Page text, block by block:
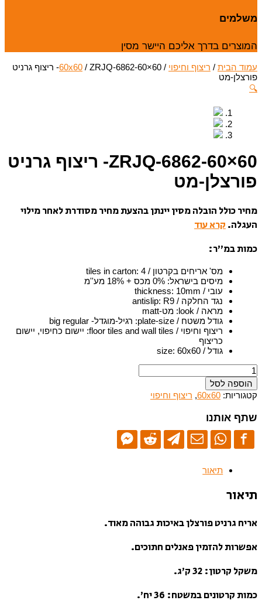
משלמים
המוצרים בדרך אליכם היישר מסין
עמוד הבית / ריצוף וחיפוי /
60x60/ ZRJQ-6862-60×60- ריצוף גרניט
פורצלן-מט
🔍
ZRJQ-6862-60×60- ריצוף גרניט
פורצלן-מט
מחיר כולל הובלה מסין יינתן בהצעת מחיר מסודרת לאחר מילוי
העגלה. קרא עוד
כמות במ”ר:
מס' אריחים בקרטון / tiles in carton :4
מיסים בישראל: 0% מכס + 18% מע''מ
עובי / thickness
: 10mm
נגד החלקה / antislip
: R9
מראה / look
: מט-matt
גודל משטח / plate-size
: רגיל-מוגדל- big regular
ריצוף וחיפוי / floor tiles and wall tiles
: יישום כחיפוי, יישום
כריצוף
גודל / size
:60x60
כמות
של
ZRJQ-
6862-
ריצוף
גרניט
פורצלן-מט
הוספה לסל
קטגוריות: 60x60
, ריצוף וחיפוי
שתף אותנו
תיאור
תיאור
אריח גרניט פורצלן באיכות גבוהה מאוד.
אפשרות להזמין פאנלים חתוכים.
משקל קרטון: 32 ק’ג.
כמות קרטונים במשטח: 36 יח’.